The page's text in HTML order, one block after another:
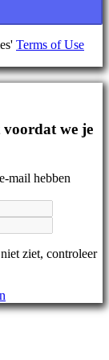
Terms of Use
we je
mail hebben
ziet, controleer